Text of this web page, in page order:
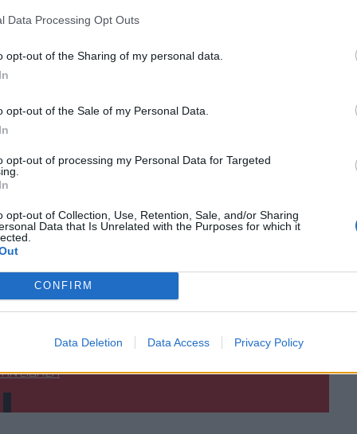
Data Processing Opt Outs
opt-out of the Sharing of my personal data.
opt-out of the Sale of my Personal Data.
opt-out of processing my Personal Data for Targeted
opt-out of Collection, Use, Retention, Sale, and/or Sharing
Data that Is Unrelated with the Purposes for which it
CONFIRM
Data Deletion Data Access Privacy Policy
Google Newsκαι στο
μας στο
TAGS
2026
2026
ΕΊΔΗΣΗ